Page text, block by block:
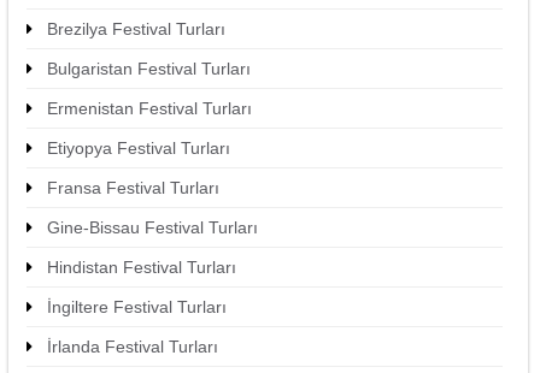
Brezilya Festival Turları
Bulgaristan Festival Turları
Ermenistan Festival Turları
Etiyopya Festival Turları
Fransa Festival Turları
Gine-Bissau Festival Turları
Hindistan Festival Turları
İngiltere Festival Turları
İrlanda Festival Turları